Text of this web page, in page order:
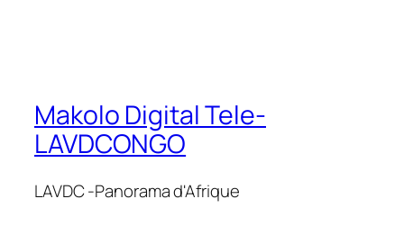
Makolo Digital Tele-
LAVDCONGO
LAVDC -Panorama d'Afrique